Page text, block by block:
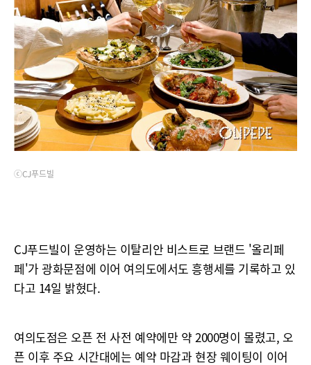
ⓒCJ푸드빌
CJ푸드빌이 운영하는 이탈리안 비스트로 브랜드 '올리페
페'가 광화문점에 이어 여의도에서도 흥행세를 기록하고 있
다고 14일 밝혔다.
여의도점은 오픈 전 사전 예약에만 약 2000명이 몰렸고, 오
픈 이후 주요 시간대에는 예약 마감과 현장 웨이팅이 이어